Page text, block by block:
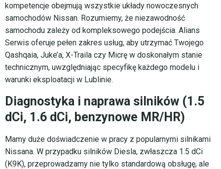
kompetencje obejmują wszystkie układy nowoczesnych
samochodów Nissan. Rozumiemy, że niezawodność
samochodu zależy od kompleksowego podejścia. Alians
Serwis oferuje pełen zakres usług, aby utrzymać Twojego
Qashqaia, Juke’a, X-Traila czy Micrę w doskonałym stanie
technicznym, uwzględniając specyfikę każdego modelu i
warunki eksploatacji w Lublinie.
Diagnostyka i naprawa silników (1.5
dCi, 1.6 dCi, benzynowe MR/HR)
Mamy duże doświadczenie w pracy z popularnymi silnikami
Nissana. W przypadku silników Diesla, zwłaszcza 1.5 dCi
(K9K), przeprowadzamy nie tylko standardową obsługę, ale